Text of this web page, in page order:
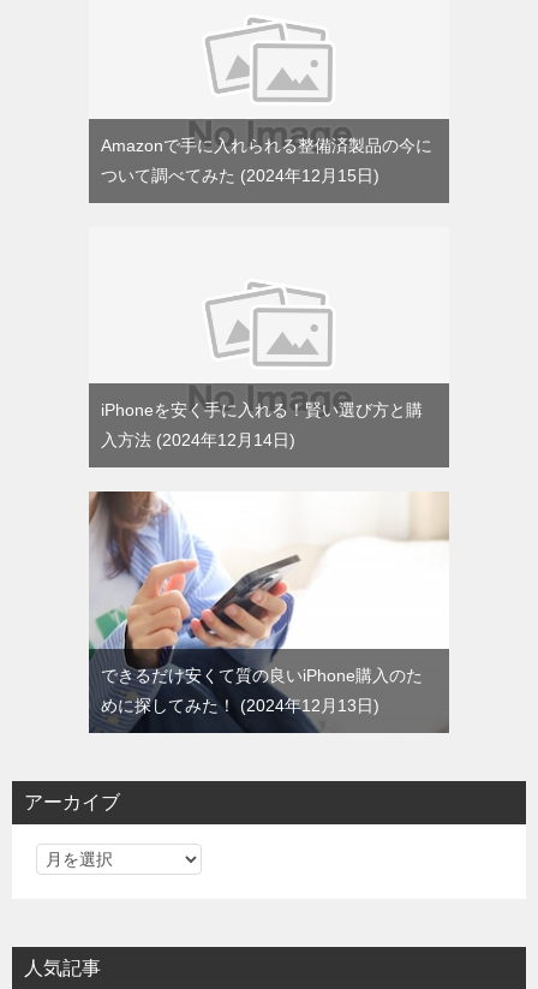
Amazonで手に入れられる整備済製品の今に
ついて調べてみた
2024年12月15日
iPhoneを安く手に入れる！賢い選び方と購
入方法 2024年12月14日
できるだけ安くて質の良いiPhone購入のた
めに探してみた！
2024年12月13日
アーカイブ
ア
イ
ブ
人気記事